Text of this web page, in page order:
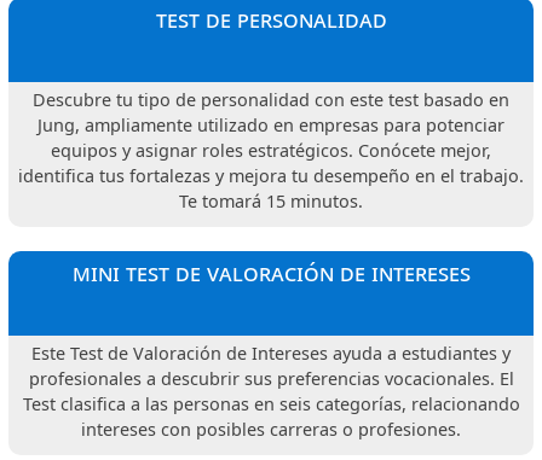
test de personalidad
Descubre tu tipo de personalidad con este test basado en
Jung, ampliamente utilizado en empresas para potenciar
equipos y asignar roles estratégicos. Conócete mejor,
identifica tus fortalezas y mejora tu desempeño en el trabajo.
Te tomará 15 minutos.
mini test de valoración de intereses
Este Test de Valoración de Intereses ayuda a estudiantes y
profesionales a descubrir sus preferencias vocacionales. El
Test clasifica a las personas en seis categorías, relacionando
intereses con posibles carreras o profesiones.